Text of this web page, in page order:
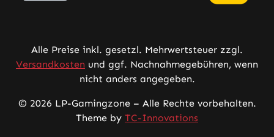
Alle Preise inkl. gesetzl. Mehrwertsteuer zzgl.
Versandkosten und ggf. Nachnahmegebühren, wenn
nicht anders angegeben.
© 2026 LP-Gamingzone – Alle Rechte vorbehalten.
Theme by TC-Innovations